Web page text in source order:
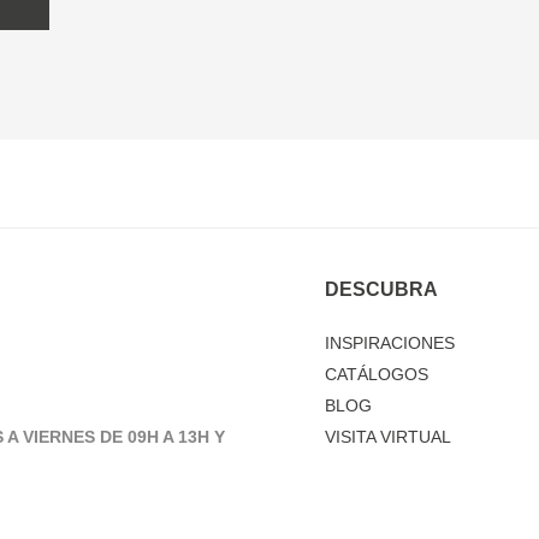
A VIERNES DE 09H A 13H Y
DESCUBRA
INSPIRACIONES
CATÁLOGOS
BLOG
VISITA VIRTUAL